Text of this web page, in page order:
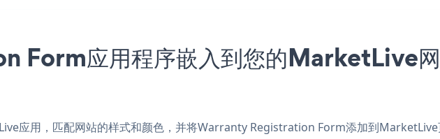
应用程序嵌入到您的MarketLive网
应用，匹配网站的样式和颜色，并将Warranty Registration Form添加到MarketLive